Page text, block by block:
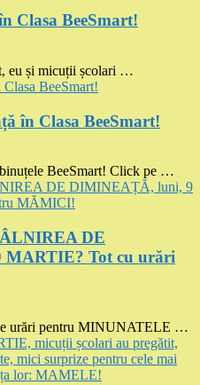
Clasa BeeSmart!
eu și micuții școlari …
în Clasa BeeSmart!
BeeSmart! Click pe …
DE
Tot cu urări
urări pentru MINUNATELE …